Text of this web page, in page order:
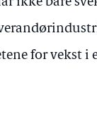
for vekst i